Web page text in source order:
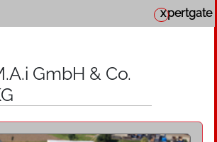
xpertgate
GmbH & Co.